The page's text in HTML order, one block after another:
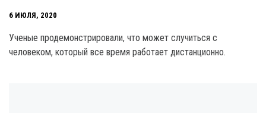
6 ИЮЛЯ, 2020
Ученые продемонстрировали, что может случиться с
человеком, который все время работает дистанционно.